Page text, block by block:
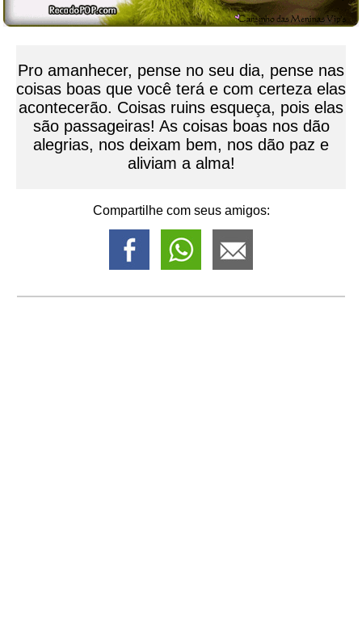
Pro amanhecer, pense no seu dia, pense nas
coisas boas que você terá e com certeza elas
acontecerão. Coisas ruins esqueça, pois elas
são passageiras! As coisas boas nos dão
alegrias, nos deixam bem, nos dão paz e
aliviam a alma!
Compartilhe com seus amigos: